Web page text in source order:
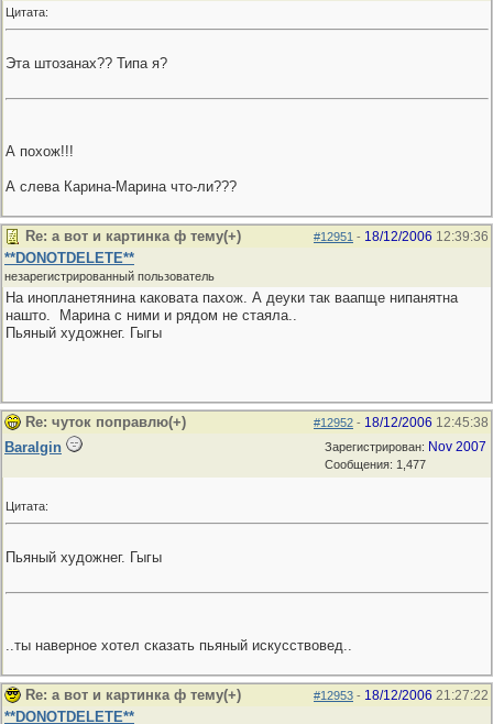
Цитата:
Эта штозанах?? Типа я?
А похож!!!
А слева Карина-Марина что-ли???
#12951 - 18/12/2006 12:39:36
Re: а вот и картинка ф тему(+)
**DONOTDELETE**
незарегистрированный пользователь
На инопланетянина каковата пахож. А деуки так ваапще нипанятна
нашто.
Марина с ними и рядом не стаяла..
Пьяный художнег. Гыгы
#12952 - 18/12/2006 12:45:38
Re: чуток поправлю(+)
Зарегистрирован: Nov 2007
Сообщения: 1,477
Baralgin
Цитата:
Пьяный художнег. Гыгы
..ты наверное хотел сказать пьяный искусствовед..
#12953 - 18/12/2006 21:27:22
Re: а вот и картинка ф тему(+)
**DONOTDELETE**